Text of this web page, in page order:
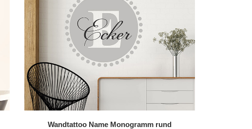
Wandtattoo Name Monogramm rund